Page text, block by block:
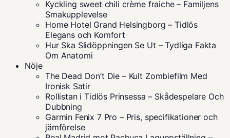
Kyckling sweet chili crème fraiche – Familjens
Smakupplevelse
Home Hotel Grand Helsingborg – Tidlös
Elegans och Komfort
Hur Ska Slidöppningen Se Ut – Tydliga Fakta
Om Anatomi
Nöje
The Dead Don’t Die – Kult Zombiefilm Med
Ironisk Satir
Rollistan i Tidlös Prinsessa – Skådespelare Och
Dubbning
Garmin Fenix 7 Pro – Pris, specifikationer och
jämförelse